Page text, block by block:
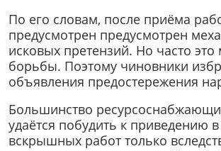
По его словам, после приёма
предусмотрен предусмотрен
исковых претензий. Но часто
борьбы. Поэтому чиновники
объявления предостережения
Большинство
удаётся побудить к приведению
вскрышных работ только